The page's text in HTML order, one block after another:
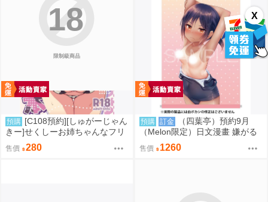
X
限制級商品
18
預購 [C108預約][しゅがーじゃん
きー]せくしーお姉ちゃんなフリ
して恥ずかしがりやでおろおろ
なネコマタさんの本 Hololive 同
售價 280
預購 訂金
（四葉亭）預約9月
（Melon限定）日文漫畫 嫌がる
妹を押し倒してイロイロとえっ
ちなことをしたい 特典：B2掛軸
售價 1260